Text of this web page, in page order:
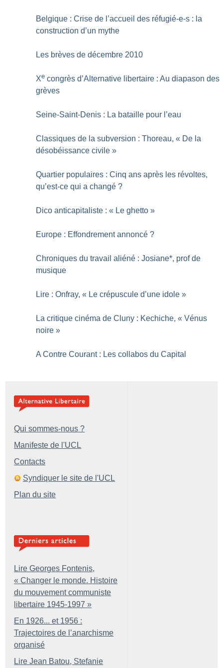
Belgique : Crise de l’accueil des réfugié-e-s : la
construction d’un mythe
Les brèves de décembre 2010
Xe congrès d’Alternative libertaire : Au diapason des
grèves
Seine-Saint-Denis : La bataille pour l’eau
Classiques de la subversion : Thoreau, « De la
désobéissance civile »
Quartier populaires : Cinq ans après les révoltes,
qu’est-ce qui a changé ?
Dico anticapitaliste : « Le ghetto »
Europe : Effondrement annoncé ?
Chroniques du travail aliéné : Josiane*, prof de
musique
Lire : Onfray, « Le crépuscule d’une idole »
La critique cinéma de Cluny : Kechiche, « Vénus
noire »
A Contre Courant : Les collabos du Capital
Qui sommes-nous ?
Manifeste de l'UCL
Contacts
Syndiquer le site de l'UCL
Plan du site
Lire Georges Fontenis,
« Changer le monde. Histoire
du mouvement communiste
libertaire 1945-1997 »
En 1926... et 1956 :
Trajectoires de l’anarchisme
organisé
Lire Jean Batou, Stefanie